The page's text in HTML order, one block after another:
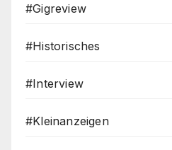
#Gigreview
#Historisches
#Interview
#Kleinanzeigen